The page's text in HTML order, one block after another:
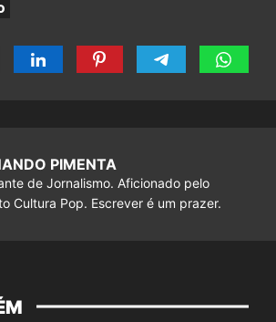
PIMENTA
de Jornalismo. Aficionado pelo
Cultura Pop. Escrever é um prazer.